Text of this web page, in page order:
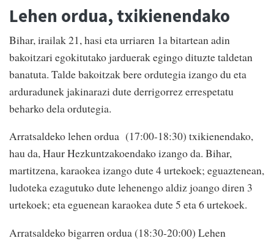
Lehen ordua, txikienendako
Bihar, irailak 21, hasi eta urriaren 1a bitartean adin
bakoitzari egokitutako jarduerak egingo dituzte taldetan
banatuta. Talde bakoitzak bere ordutegia izango du eta
arduradunek jakinarazi dute derrigorrez errespetatu
beharko dela ordutegia.
Arratsaldeko lehen ordua (17:00-18:30) txikienendako,
hau da, Haur Hezkuntzakoendako izango da. Bihar,
martitzena, karaokea izango dute 4 urtekoek; eguaztenean,
ludoteka ezagutuko dute lehenengo aldiz joango diren 3
urtekoek; eta eguenean karaokea dute 5 eta 6 urtekoek.
Arratsaldeko bigarren ordua (18:30-20:00) Lehen